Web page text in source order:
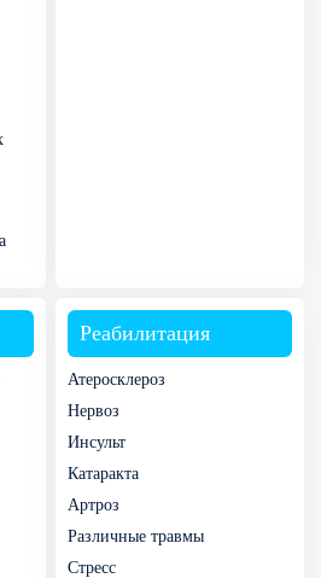
Реабилитация
Атеросклероз
Нервоз
Инсульт
Катаракта
Артроз
Различные травмы
Стресс